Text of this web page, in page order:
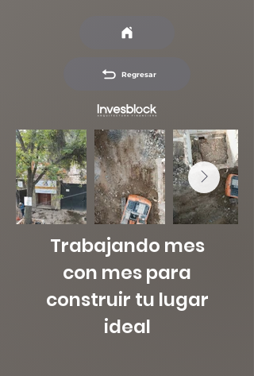
Regresar
Trabajando mes
con mes para
construir tu lugar
ideal